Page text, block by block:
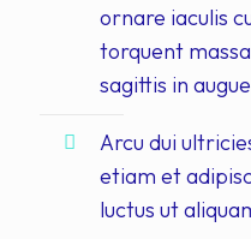
ornare iaculis
torquent
sagittis in
Arcu dui
etiam et
luctus ut